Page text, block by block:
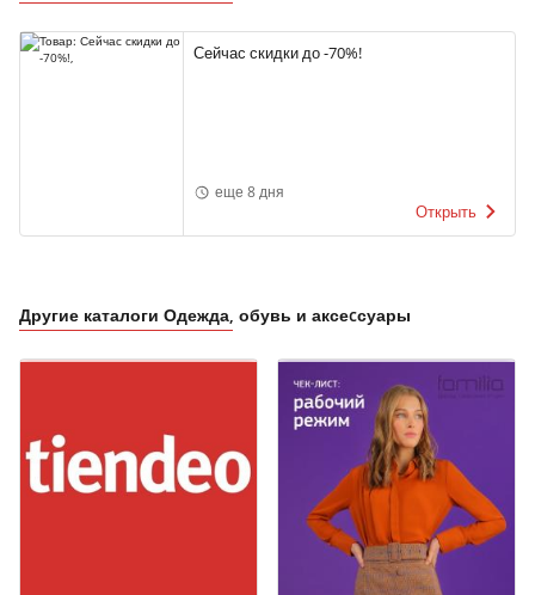
Сейчас скидки до -70%!
еще 8 дня
Открыть
Другие каталоги Одежда, обувь и аксеcсуары